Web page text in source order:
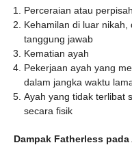
Perceraian atau
Kehamilan di luar
tanggung jawab
Kematian ayah
Pekerjaan ayah yang
dalam jangka waktu
Ayah yang tidak terlibat
secara fisik
Dampak Fatherless pada